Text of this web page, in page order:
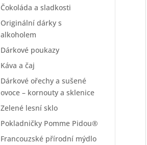
Čokoláda a sladkosti
Originální dárky s
alkoholem
Dárkové poukazy
Káva a čaj
Dárkové ořechy a sušené
ovoce – kornouty a sklenice
Zelené lesní sklo
Pokladničky Pomme Pidou®
Francouzské přírodní mýdlo